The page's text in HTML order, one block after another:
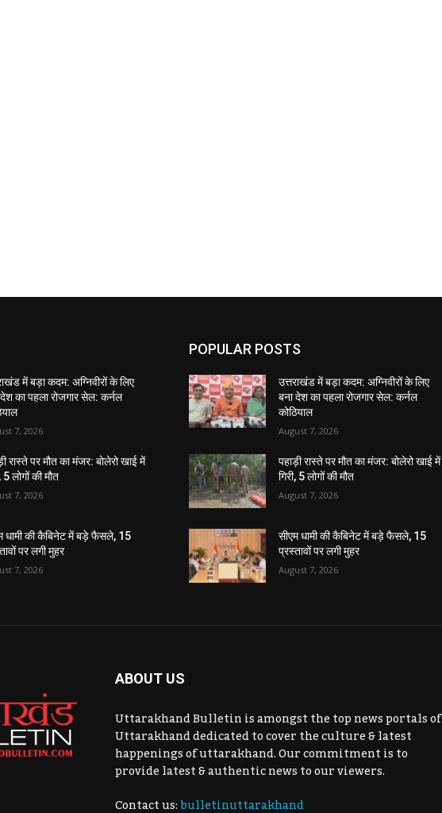
में बड़ा कदम: अग्निवीरों के लिए
का पहला रोजगार सेल: कर्नल
7, 2026
रास्ते पर मौत का मंजर: बोलेरो खाई में
5 लोगों की मौत
7, 2026
धामी की कैबिनेट में बड़े फैसले, 15
पर लगी मुहर
7, 2026
POPULAR POSTS
उत्तराखंड में बड़ा कदम: अग्निवीरों के लिए
बना देश का पहला रोजगार सेल: कर्नल
कोठियाल
August 7, 2026
पहाड़ी रास्ते पर मौत का मंजर: बोलेरो खाई में
गिरी, 5 लोगों की मौत
August 7, 2026
सीएम धामी की कैबिनेट में बड़े फैसले, 15
प्रस्तावों पर लगी मुहर
August 7, 2026
ABOUT US
Uttarakhand Bulletin is amongst the top news portals of
Uttarakhand dedicated to cover the culture & latest
happenings of uttarakhand. Our commitment is to
provide latest & authentic news to our viewers.
Contact us:bulletinuttarakhand